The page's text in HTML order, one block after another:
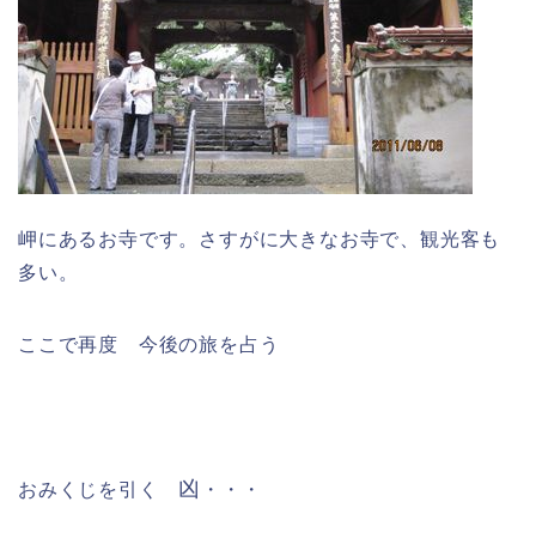
岬にあるお寺です。さすがに大きなお寺で、観光客も
多い。
ここで再度 今後の旅を占う
おみくじを引く 凶 ・・・